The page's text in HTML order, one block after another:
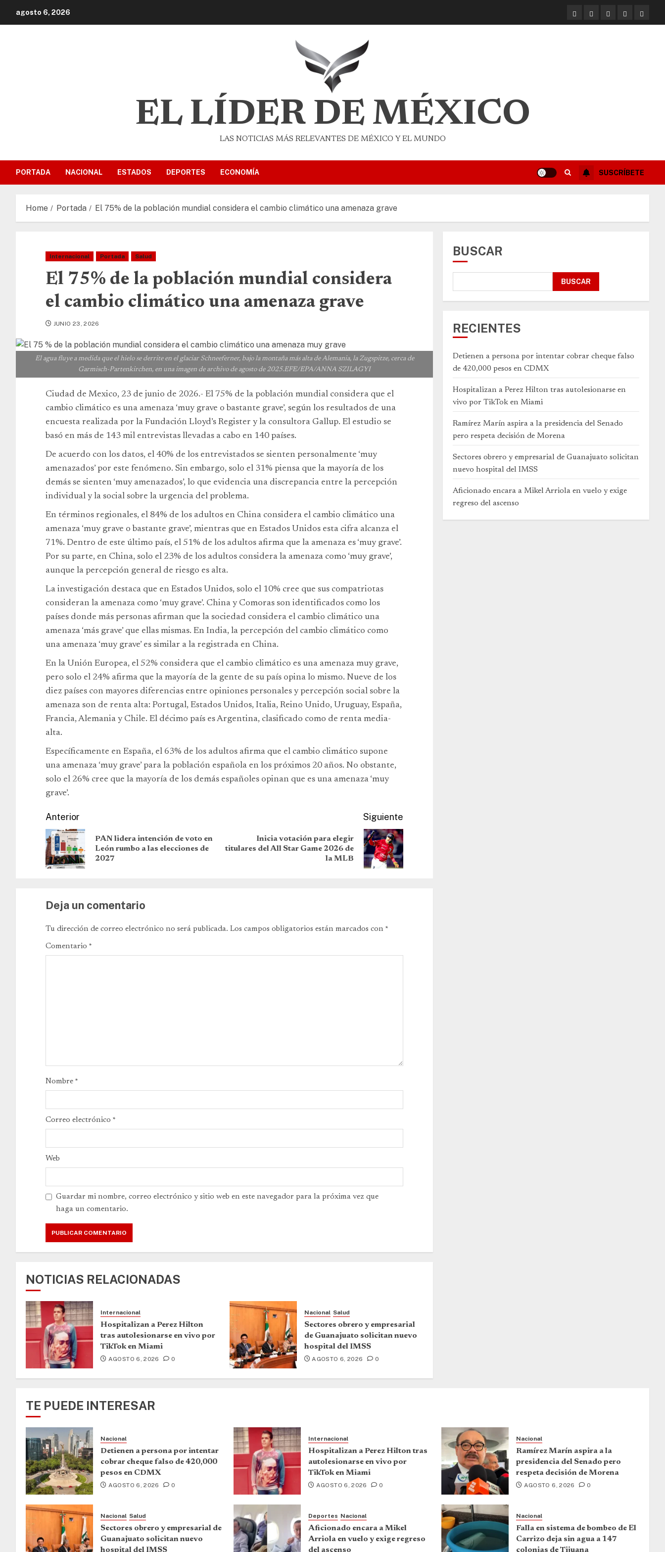
agosto 6, 2026
EL LÍDER DE MÉXICO
LAS NOTICIAS MÁS RELEVANTES DE MÉXICO Y EL MUNDO
PORTADA NACIONAL ESTADOS DEPORTES ECONOMÍA SUSCRÍBETE
Home Portada El 75% de la población mundial considera el cambio climático una amenaza grave
Internacional Portada Salud
El 75% de la población mundial considera
el cambio climático una amenaza grave
JUNIO 23, 2026
El agua fluye a medida que el hielo se derrite en el glaciar Schneeferner, bajo la montaña más alta de Alemania, la Zugspitze, cerca de
Garmisch-Partenkirchen, en una imagen de archivo de agosto de 2025.EFE/EPA/ANNA SZILAGYI
Ciudad de Mexico, 23 de junio de 2026.- El 75% de la población mundial considera que el
cambio climático es una amenaza ‘muy grave o bastante grave’, según los resultados de una
encuesta realizada por la Fundación Lloyd’s Register y la consultora Gallup. El estudio se
basó en más de 143 mil entrevistas llevadas a cabo en 140 países.
De acuerdo con los datos, el 40% de los entrevistados se sienten personalmente ‘muy
amenazados’ por este fenómeno. Sin embargo, solo el 31% piensa que la mayoría de los
demás se sienten ‘muy amenazados’, lo que evidencia una discrepancia entre la percepción
individual y la social sobre la urgencia del problema.
En términos regionales, el 84% de los adultos en China considera el cambio climático una
amenaza ‘muy grave o bastante grave’, mientras que en Estados Unidos esta cifra alcanza el
71%. Dentro de este último país, el 51% de los adultos afirma que la amenaza es ‘muy grave’.
Por su parte, en China, solo el 23% de los adultos considera la amenaza como ‘muy grave’,
aunque la percepción general de riesgo es alta.
La investigación destaca que en Estados Unidos, solo el 10% cree que sus compatriotas
consideran la amenaza como ‘muy grave’. China y Comoras son identificados como los
países donde más personas afirman que la sociedad considera el cambio climático una
amenaza ‘más grave’ que ellas mismas. En India, la percepción del cambio climático como
una amenaza ‘muy grave’ es similar a la registrada en China.
En la Unión Europea, el 52% considera que el cambio climático es una amenaza muy grave,
pero solo el 24% afirma que la mayoría de la gente de su país opina lo mismo. Nueve de los
diez países con mayores diferencias entre opiniones personales y percepción social sobre la
amenaza son de renta alta: Portugal, Estados Unidos, Italia, Reino Unido, Uruguay, España,
Francia, Alemania y Chile. El décimo país es Argentina, clasificado como de renta media-
alta.
Específicamente en España, el 63% de los adultos afirma que el cambio climático supone
una amenaza ‘muy grave’ para la población española en los próximos 20 años. No obstante,
solo el 26% cree que la mayoría de los demás españoles opinan que es una amenaza ‘muy
grave’.
Anterior
PAN lidera intención de voto en
León rumbo a las elecciones de
2027
Siguiente
Inicia votación para elegir
titulares del All Star Game 2026 de
la MLB
Deja un comentario
Tu dirección de correo electrónico no será publicada. Los campos obligatorios están marcados con *
Comentario *
Nombre *
Correo electrónico *
Web
Guardar mi nombre, correo electrónico y sitio web en este navegador para la próxima vez que
haga un comentario.
NOTICIAS RELACIONADAS
Internacional
Hospitalizan a Perez Hilton
tras autolesionarse en vivo por
TikTok en Miami
AGOSTO 6, 2026 0
Nacional Salud
Sectores obrero y empresarial
de Guanajuato solicitan nuevo
hospital del IMSS
AGOSTO 6, 2026 0
BUSCAR
BUSCAR
RECIENTES
Detienen a persona por intentar cobrar cheque falso
de 420,000 pesos en CDMX
Hospitalizan a Perez Hilton tras autolesionarse en
vivo por TikTok en Miami
Ramírez Marín aspira a la presidencia del Senado
pero respeta decisión de Morena
Sectores obrero y empresarial de Guanajuato solicitan
nuevo hospital del IMSS
Aficionado encara a Mikel Arriola en vuelo y exige
regreso del ascenso
TE PUEDE INTERESAR
Nacional
Detienen a persona por intentar
cobrar cheque falso de 420,000
pesos en CDMX
AGOSTO 6, 2026 0
Internacional
Hospitalizan a Perez Hilton tras
autolesionarse en vivo por
TikTok en Miami
AGOSTO 6, 2026 0
Nacional
Ramírez Marín aspira a la
presidencia del Senado pero
respeta decisión de Morena
AGOSTO 6, 2026 0
Nacional Salud
Sectores obrero y empresarial de
Guanajuato solicitan nuevo
hospital del IMSS
Deportes Nacional
Aficionado encara a Mikel
Arriola en vuelo y exige regreso
del ascenso
Nacional
Falla en sistema de bombeo de El
Carrizo deja sin agua a 147
colonias de Tijuana